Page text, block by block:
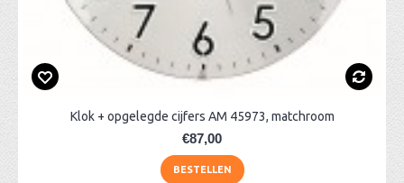
Klok + opgelegde cijfers AM 45973, matchroom
€87,00
BESTELLEN